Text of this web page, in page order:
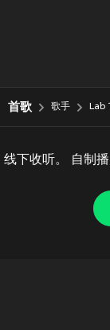
首歌 歌手 Lab
线下收听。 自制